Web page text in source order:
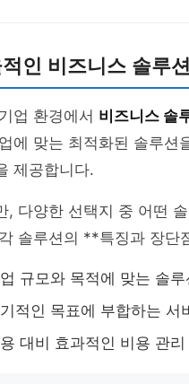
인 비즈니스 솔루
업 환경에서 비즈니스 솔
에 맞는 최적화된 솔루션
제공합니다.
, 다양한 선택지 중 어떤
솔루션의 **특징과 장단
규모와 목적에 맞는 솔루
적인 목표에 부합하는 서
대비 효과적인 비용 관리